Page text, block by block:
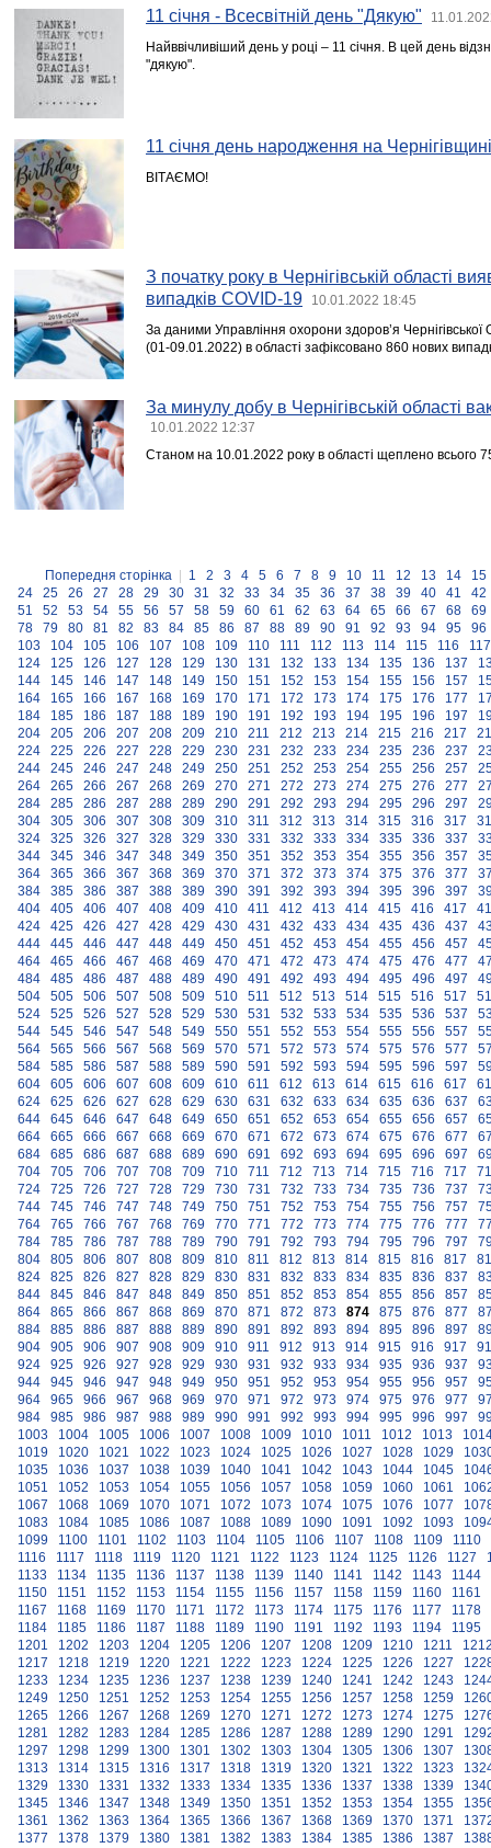
11 січня - Всесвітній день "Дякую"
Найввічливіший день у році – 11 січня. В цей день
"дякую".
11 січня день народження на
ВІТАЄМО!
З початку року в Чернігівській області
випадків COVID-19
10.01.2022 18:45
За даними Управління охорони здоров’я Чернігівської
(01-09.01.2022) в області зафіксовано 860 нових
За минулу добу в Чернігівській області
10.01.2022 12:37
Станом на 10.01.2022 року в області щеплено всього
Попередня сторінка 1 2 3 4 5 6 7 8 9 10 11 12 13 14
15
24
25 26 27 28 29 30 31 32 33 34 35 36 37 38 39 40 41
42
51
52 53 54 55 56 57 58 59 60 61 62 63 64 65 66 67 68
69
78
79 80 81 82 83 84 85 86 87 88 89 90 91 92 93 94 95
96
103
104 105 106 107 108 109 110 111 112 113 114 115 116
117
124
125 126 127 128 129 130 131 132 133 134 135 136 137
144
145 146 147 148 149 150 151 152 153 154 155 156 157
164
165 166 167 168 169 170 171 172 173 174 175 176 177
184
185 186 187 188 189 190 191 192 193 194 195 196 197
204
205 206 207 208 209 210 211 212 213 214 215 216 217
224
225 226 227 228 229 230 231 232 233 234 235 236 237
244
245 246 247 248 249 250 251 252 253 254 255 256 257
264
265 266 267 268 269 270 271 272 273 274 275 276 277
284
285 286 287 288 289 290 291 292 293 294 295 296 297
304
305 306 307 308 309 310 311 312 313 314 315 316 317
324
325 326 327 328 329 330 331 332 333 334 335 336 337
344
345 346 347 348 349 350 351 352 353 354 355 356 357
364
365 366 367 368 369 370 371 372 373 374 375 376 377
384
385 386 387 388 389 390 391 392 393 394 395 396 397
404
405 406 407 408 409 410 411 412 413 414 415 416 417
424
425 426 427 428 429 430 431 432 433 434 435 436 437
444
445 446 447 448 449 450 451 452 453 454 455 456 457
464
465 466 467 468 469 470 471 472 473 474 475 476 477
484
485 486 487 488 489 490 491 492 493 494 495 496 497
504
505 506 507 508 509 510 511 512 513 514 515 516 517
524
525 526 527 528 529 530 531 532 533 534 535 536 537
544
545 546 547 548 549 550 551 552 553 554 555 556 557
564
565 566 567 568 569 570 571 572 573 574 575 576 577
584
585 586 587 588 589 590 591 592 593 594 595 596 597
604
605 606 607 608 609 610 611 612 613 614 615 616 617
624
625 626 627 628 629 630 631 632 633 634 635 636 637
644
645 646 647 648 649 650 651 652 653 654 655 656 657
664
665 666 667 668 669 670 671 672 673 674 675 676 677
684
685 686 687 688 689 690 691 692 693 694 695 696 697
704
705 706 707 708 709 710 711 712 713 714 715 716 717
724
725 726 727 728 729 730 731 732 733 734 735 736 737
744
745 746 747 748 749 750 751 752 753 754 755 756 757
764
765 766 767 768 769 770 771 772 773 774 775 776 777
784
785 786 787 788 789 790 791 792 793 794 795 796 797
804
805 806 807 808 809 810 811 812 813 814 815 816 817
824
825 826 827 828 829 830 831 832 833 834 835 836 837
844
845 846 847 848 849 850 851 852 853 854 855 856 857
864
865 866 867 868 869 870 871 872 873 874 875 876 877
884
885 886 887 888 889 890 891 892 893 894 895 896 897
904
905 906 907 908 909 910 911 912 913 914 915 916 917
924
925 926 927 928 929 930 931 932 933 934 935 936 937
944
945 946 947 948 949 950 951 952 953 954 955 956 957
964
965 966 967 968 969 970 971 972 973 974 975 976 977
984
985 986 987 988 989 990 991 992 993 994 995 996 997
1003
1004 1005 1006 1007 1008 1009 1010 1011 1012 1013
1019
1020 1021 1022 1023 1024 1025 1026 1027 1028 1029
1035
1036 1037 1038 1039 1040 1041 1042 1043 1044 1045
1051
1052 1053 1054 1055 1056 1057 1058 1059 1060 1061
1067
1068 1069 1070 1071 1072 1073 1074 1075 1076 1077
1083
1084 1085 1086 1087 1088 1089 1090 1091 1092 1093
1099
1100 1101 1102 1103 1104 1105 1106 1107 1108 1109
1110
1116
1117 1118 1119 1120 1121 1122 1123 1124 1125 1126 1127
1133
1134 1135 1136 1137 1138 1139 1140 1141 1142 1143
1144
1150
1151 1152 1153 1154 1155 1156 1157 1158 1159 1160
1161
1167
1168 1169 1170 1171 1172 1173 1174 1175 1176 1177
1178
1184
1185 1186 1187 1188 1189 1190 1191 1192 1193 1194
1195
1201
1202 1203 1204 1205 1206 1207 1208 1209 1210 1211
1217
1218 1219 1220 1221 1222 1223 1224 1225 1226 1227
1233
1234 1235 1236 1237 1238 1239 1240 1241 1242 1243
1249
1250 1251 1252 1253 1254 1255 1256 1257 1258 1259
1265
1266 1267 1268 1269 1270 1271 1272 1273 1274 1275
1281
1282 1283 1284 1285 1286 1287 1288 1289 1290 1291
1297
1298 1299 1300 1301 1302 1303 1304 1305 1306 1307
1313
1314 1315 1316 1317 1318 1319 1320 1321 1322 1323
1329
1330 1331 1332 1333 1334 1335 1336 1337 1338 1339
1345
1346 1347 1348 1349 1350 1351 1352 1353 1354 1355
1361
1362 1363 1364 1365 1366 1367 1368 1369 1370 1371
1377
1378 1379 1380 1381 1382 1383 1384 1385 1386 1387